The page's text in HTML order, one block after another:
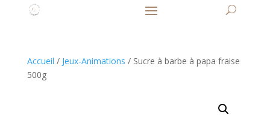
Accueil / Jeux-Animations / Sucre à barbe à papa fraise
500g